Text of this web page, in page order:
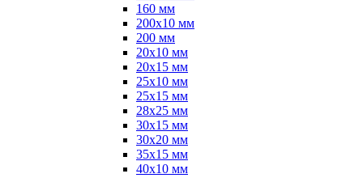
160 мм
200х10 мм
200 мм
20х10 мм
20х15 мм
25х10 мм
25х15 мм
28х25 мм
30х15 мм
30х20 мм
35х15 мм
40х10 мм